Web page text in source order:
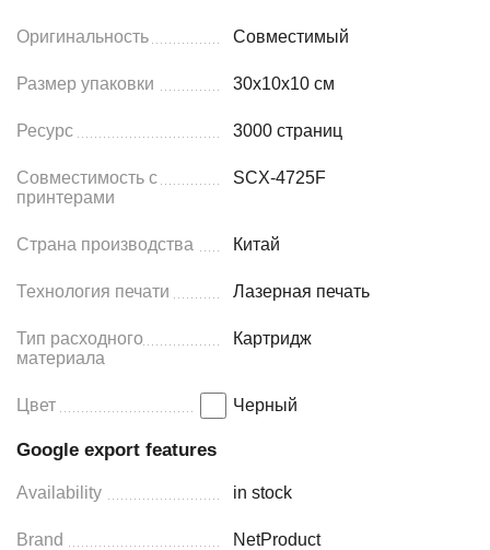
Оригинальность Совместимый
Размер упаковки 30x10x10 см
Ресурс 3000 страниц
Совместимость с
принтерами
SCX-4725F
Страна производства Китай
Технология печати Лазерная печать
Тип расходного
материала
Картридж
Цвет Черный
Google export features
Availability in stock
Brand NetProduct